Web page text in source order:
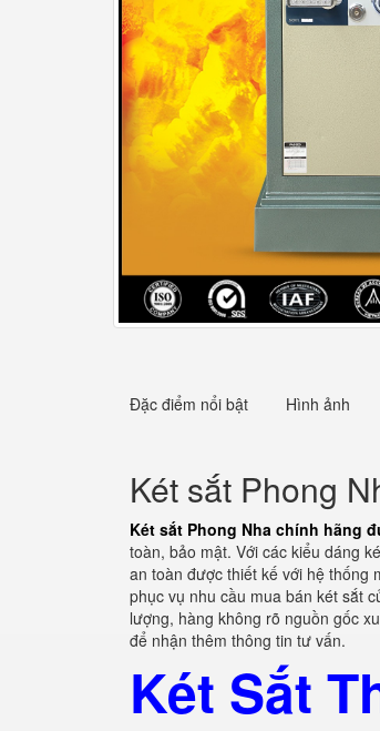
Đặc điểm nổi bật Hình ảnh
Két sắt Phong
Két sắt Phong Nha chính hãng
toàn, bảo mật. Với các kiểu dáng
an toàn được thiết kế với hệ thống
phục vụ nhu cầu mua bán két sắt
lượng, hàng không rõ nguồn gốc
để nhận thêm thông tin tư vấn.
Két Sắt